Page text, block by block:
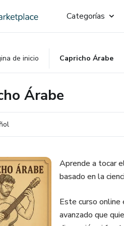
Categorías
de inicio Capricho Árabe
Árabe
Aprende a tocar
basado en la
Este curso online
avanzado que